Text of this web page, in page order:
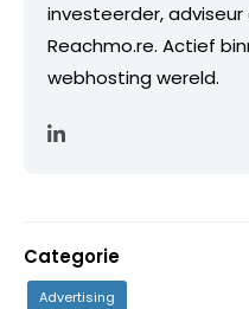
investeerder,
Reachmo.re. Actief
webhosting wereld.
Categorie
Advertising